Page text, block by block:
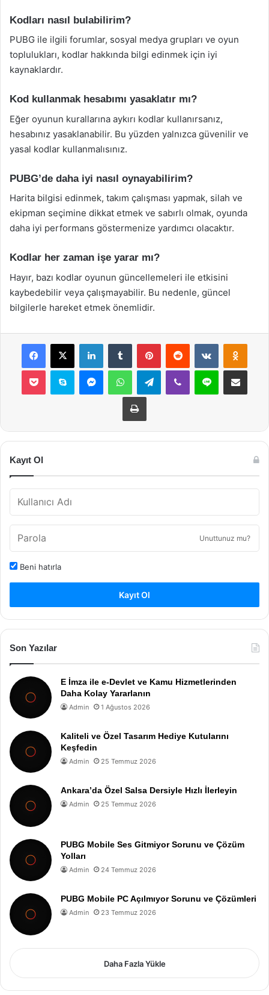
Kodları nasıl bulabilirim?
PUBG ile ilgili forumlar, sosyal medya grupları ve oyun
toplulukları, kodlar hakkında bilgi edinmek için iyi
kaynaklardır.
Kod kullanmak hesabımı yasaklatır mı?
Eğer oyunun kurallarına aykırı kodlar kullanırsanız,
hesabınız yasaklanabilir. Bu yüzden yalnızca güvenilir ve
yasal kodlar kullanmalısınız.
PUBG’de daha iyi nasıl oynayabilirim?
Harita bilgisi edinmek, takım çalışması yapmak, silah ve
ekipman seçimine dikkat etmek ve sabırlı olmak, oyunda
daha iyi performans göstermenize yardımcı olacaktır.
Kodlar her zaman işe yarar mı?
Hayır, bazı kodlar oyunun güncellemeleri ile etkisini
kaybedebilir veya çalışmayabilir. Bu nedenle, güncel
bilgilerle hareket etmek önemlidir.
Facebook
X LinkedInTumblr PinterestReddit VKontakte
Pocket Skype MessengerWhatsAppTelegramViber Line E-Posta ile
Yazdır
Kayıt Ol
Unuttunuz mu?
Beni hatırla
Kayıt Ol
Son Yazılar
E İmza ile e-Devlet ve Kamu Hizmetlerinden
Daha Kolay Yararlanın
Admin 1 Ağustos 2026
Kaliteli ve Özel Tasarım Hediye Kutularını
Keşfedin
Admin 25 Temmuz 2026
Ankara’da Özel Salsa Dersiyle Hızlı İlerleyin
Admin 25 Temmuz 2026
PUBG Mobile Ses Gitmiyor Sorunu ve Çözüm
Yolları
Admin 24 Temmuz 2026
PUBG Mobile PC Açılmıyor Sorunu ve Çözümleri
Admin 23 Temmuz 2026
Daha Fazla Yükle